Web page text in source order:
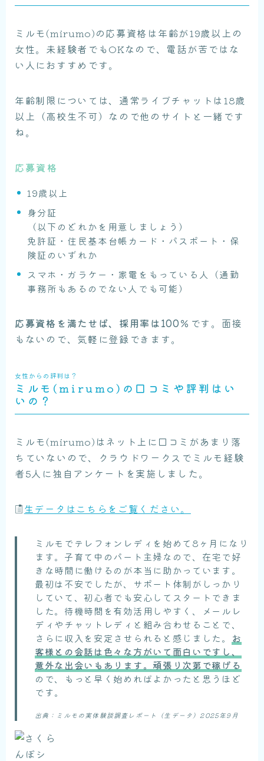
ミルモ(mirumo)の応募資格は年齢が19歳以上の
女性。未経験者でもOKなので、電話が苦ではな
い人におすすめです。
年齢制限については、通常ライブチャットは18歳
以上（高校生不可）なので他のサイトと一緒です
ね。
応募資格
19歳以上
身分証
（以下のどれかを用意しましょう）
免許証・住民基本台帳カード・パスポート・保
険証のいずれか
スマホ・ガラケー・家電をもっている人（通勤
事務所もあるのでない人でも可能）
応募資格を満たせば、採用率は100％ です。面接
もないので、気軽に登録できます。
女性からの評判は？
ミルモ(mirumo)の口コミや評判はい
いの？
ミルモ(mirumo)はネット上に口コミがあまり落
ちていないので、クラウドワークスでミルモ経験
者5人に独自アンケートを実施しました。
生データはこちらをご覧ください。
ミルモでテレフォンレディを始めて8ヶ月になり
ます。子育て中のパート主婦なので、在宅で好
きな時間に働けるのが本当に助かっています。
最初は不安でしたが、サポート体制がしっかり
していて、初心者でも安心してスタートできま
した。待機時間を有効活用しやすく、メールレ
ディやチャットレディと組み合わせることで、
さらに収入を安定させられると感じました。 お
客様との会話は色々な方がいて面白いですし、
意外な出会いもあります。頑張り次第で稼げる
ので、もっと早く始めればよかったと思うほど
です。
出典：ミルモの実体験談調査レポート（生データ）2025年9月